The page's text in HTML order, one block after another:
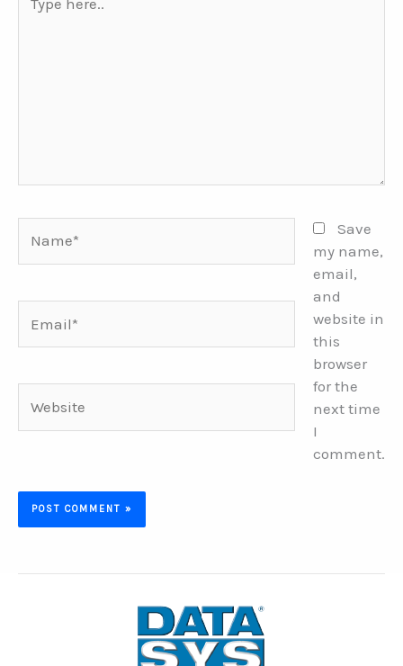
here..
Save
my name,
email,
and
website in
this
browser
for the
next time
I
comment.